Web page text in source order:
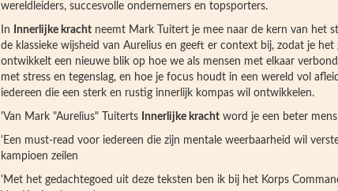
wereldleiders, succesvolle ondernemers en topsporters.
In Innerlijke kracht neemt Mark Tuitert je mee naar de kern van het
de klassieke wijsheid van Aurelius en geeft er context bij, zodat je
ontwikkelt een nieuwe blik op hoe we als mensen met elkaar
met stress en tegenslag, en hoe je focus houdt in een wereld vol
iedereen die een sterk en rustig innerlijk kompas wil ontwikkelen.
'Van Mark "Aurelius" Tuiterts Innerlijke kracht word je een beter
'Een must-read voor iedereen die zijn mentale weerbaarheid wil
kampioen zeilen
'Met het gedachtegoed uit deze teksten ben ik bij het Korps